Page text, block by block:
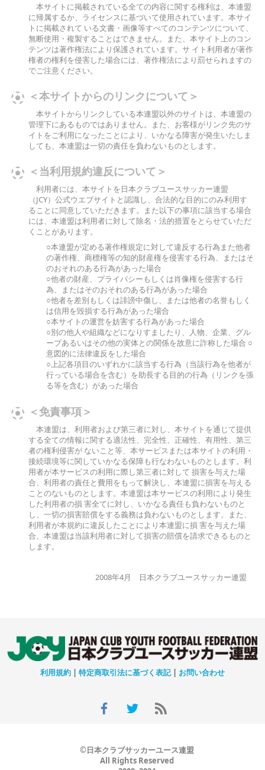
本サイトに掲載されている全ての内容に関する権利は、本連盟
に帰属するか、ライセンスに基づいて使用されています。本サイ
トに掲載されて いる文書・画像等すべてのコンテンツについて、
無断使用・複製することはできません。また、本サイト上のコン
テンツは著作権法により保護されています。サ イト利用者が著作
権者の権利を侵害した場合には、著作権法により罰せられますの
でご注意ください。
＜本サイトからのリンクについて＞
本サイトからリンクしている本連盟以外のサイトは、本連盟の
管理下にあるものではありません。また、お客様がリンク先のサ
イトをご利用になったことにより、いかなる障害が発生いたしま
しても、本連盟は一切の責任を負わないものとします。
＜当利用規約違反について＞
利用者には、本サイトを日本クラブユースサッカー連盟
（JCY）公式ウエブサイトと認識し、合法的な目的にのみ利用す
ることに同意していただきます。また以下の事項に該当する場合
には、本連盟は利用者に対して除名・法的措置をとらせていただ
くことがあります。
○本連盟が定める著作権規定に対して違反する行為また他者
の著作権、商標権等の知的財産権を侵害する行為、またはそ
のおそれのある行為があった場合
○他者の財産、プライバシーもしくは肖像権を侵害する行
為、またはそのおそれのある行為があった場合
○他者を差別もしくは誹謗中傷し、または他者の名誉もしく
は信用を毀損する行為があった場合
○本サイトの運営を妨害する行為があった場合
○別の他人や組織などになりすましたり、人物、企業、グル
ープあるいはその他の実体との関係を故意に詐称した場合 ○
意図的に法律違反をした場合
○上記各項目のいずれかに該当する行為（当該行為を他者が
行っている場合を含む）を助長する目的の行為（リンクを張
る等を含む）があった場合
＜免責事項＞
本連盟は、利用者および第三者に対し、本サイトを通じて提供
する全ての情報に関する適法性、完全性、正確性、有用性、第三
者の権利侵害が ないこと等、本サービスまたは本サイトの利用・
接続環境等に関していかなる保障も行なわないものとします。利
用者が本サービスの利用に際し第三者に対して 損害を与えた場
合、利用者の責任と費用をもって解決し、本連盟に損害を与える
ことのないものとします。本連盟は本サービスの利用により発生
した利用者の損 害全てに対し、いかなる責任も負わないものと
し、一切の損害賠償をする義務は負わないものとします。また、
利用者が本規約に違反したことにより本連盟に損 害を与えた場
合、本連盟は当該利用者に対して損害の賠償を請求できるものと
します。
2008年4月 日本クラブユースサッカー連盟
利用規約 | 特定商取引法に基づく表記| お問い合わせ
©日本クラブサッカーユース連盟
All Rights Reserved